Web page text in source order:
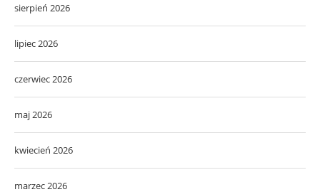
sierpień 2026
lipiec 2026
czerwiec 2026
maj 2026
kwiecień 2026
marzec 2026